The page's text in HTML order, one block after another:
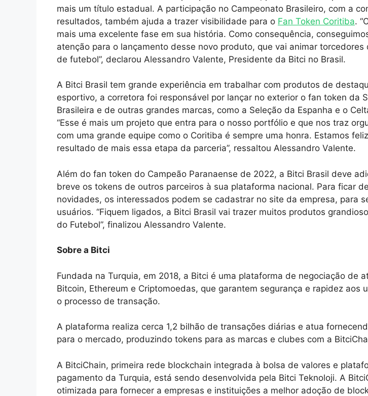
mais um título estadual. A participação no Campeonato Brasileiro, com a
resultados, também ajuda a trazer visibilidade para o Fan Token Coritiba.
mais uma excelente fase em sua história. Como consequência,
atenção para o lançamento desse novo produto, que vai animar torcedores
de futebol”, declarou Alessandro Valente, Presidente da Bitci no Brasil.
A Bitci Brasil tem grande experiência em trabalhar com produtos de
esportivo, a corretora foi responsável por lançar no exterior o fan token da
Brasileira e de outras grandes marcas, como a Seleção da Espanha e o
“Esse é mais um projeto que entra para o nosso portfólio e que nos traz
com uma grande equipe como o Coritiba é sempre uma honra. Estamos
resultado de mais essa etapa da parceria”, ressaltou Alessandro Valente.
Além do fan token do Campeão Paranaense de 2022, a Bitci Brasil deve
breve os tokens de outros parceiros à sua plataforma nacional. Para ficar
novidades, os interessados podem se cadastrar no site da empresa, para
usuários. “Fiquem ligados, a Bitci Brasil vai trazer muitos produtos
do Futebol”, finalizou Alessandro Valente.
Sobre a Bitci
Fundada na Turquia, em 2018, a Bitci é uma plataforma de negociação de
Bitcoin, Ethereum e Criptomoedas, que garantem segurança e rapidez aos
o processo de transação.
A plataforma realiza cerca 1,2 bilhão de transações diárias e atua
para o mercado, produzindo tokens para as marcas e clubes com a
A BitciChain, primeira rede blockchain integrada à bolsa de valores e
pagamento da Turquia, está sendo desenvolvida pela Bitci Teknoloji. A
otimizada para fornecer a empresas e instituições a melhor adoção de